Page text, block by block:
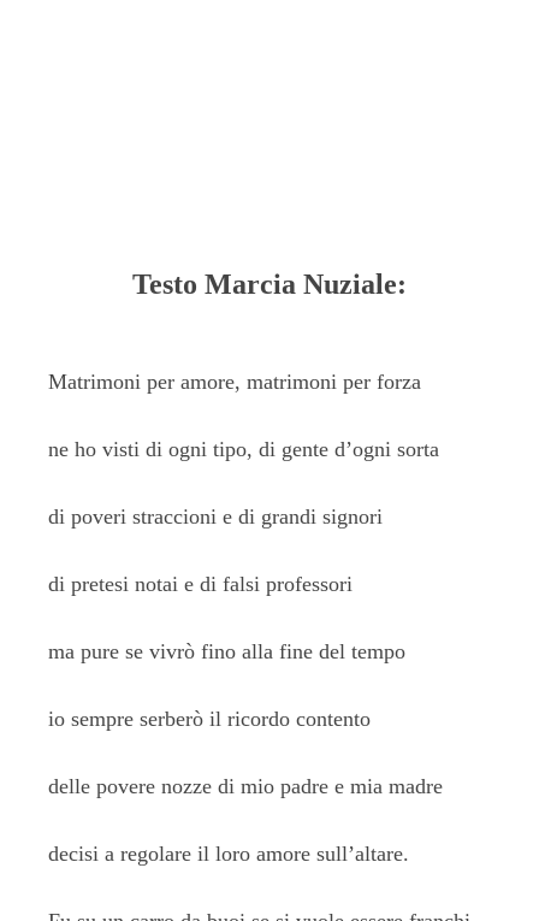
Testo Marcia Nuziale:
Matrimoni per amore, matrimoni per forza
ne ho visti di ogni tipo, di gente d’ogni sorta
di poveri straccioni e di grandi signori
di pretesi notai e di falsi professori
ma pure se vivrò fino alla fine del tempo
io sempre serberò il ricordo contento
delle povere nozze di mio padre e mia madre
decisi a regolare il loro amore sull’altare.